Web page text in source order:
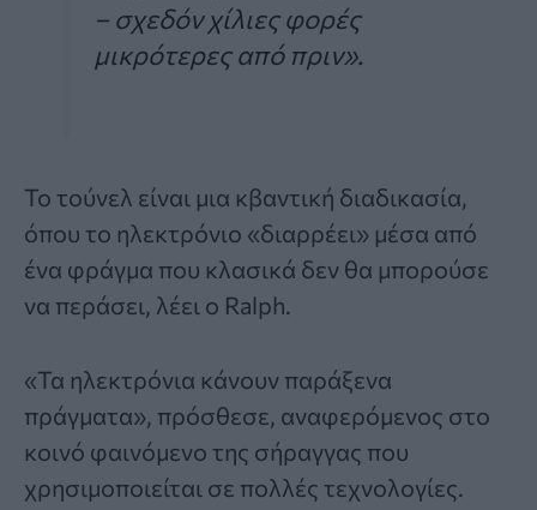
– σχεδόν χίλιες φορές
μικρότερες από πριν».
Το τούνελ είναι μια κβαντική διαδικασία,
όπου το ηλεκτρόνιο «διαρρέει» μέσα από
ένα φράγμα που κλασικά δεν θα μπορούσε
να περάσει, λέει ο Ralph.
«Τα ηλεκτρόνια κάνουν παράξενα
πράγματα», πρόσθεσε, αναφερόμενος στο
κοινό φαινόμενο της σήραγγας που
χρησιμοποιείται σε πολλές τεχνολογίες.